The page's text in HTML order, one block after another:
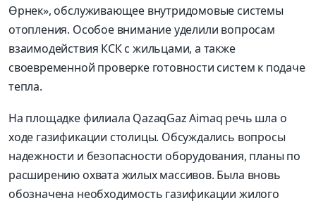
Өрнек», обслуживающее внутридомовые системы
отопления. Особое внимание уделили вопросам
взаимодействия КСК с жильцами, а также
своевременной проверке готовности систем к подаче
тепла.
На площадке филиала QazaqGaz Aimaq речь шла о
ходе газификации столицы. Обсуждались вопросы
надежности и безопасности оборудования, планы по
расширению охвата жилых массивов. Была вновь
обозначена необходимость газификации жилого